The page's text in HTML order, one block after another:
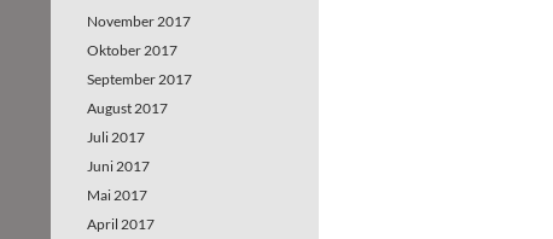
November 2017
Oktober 2017
September 2017
August 2017
Juli 2017
Juni 2017
Mai 2017
April 2017